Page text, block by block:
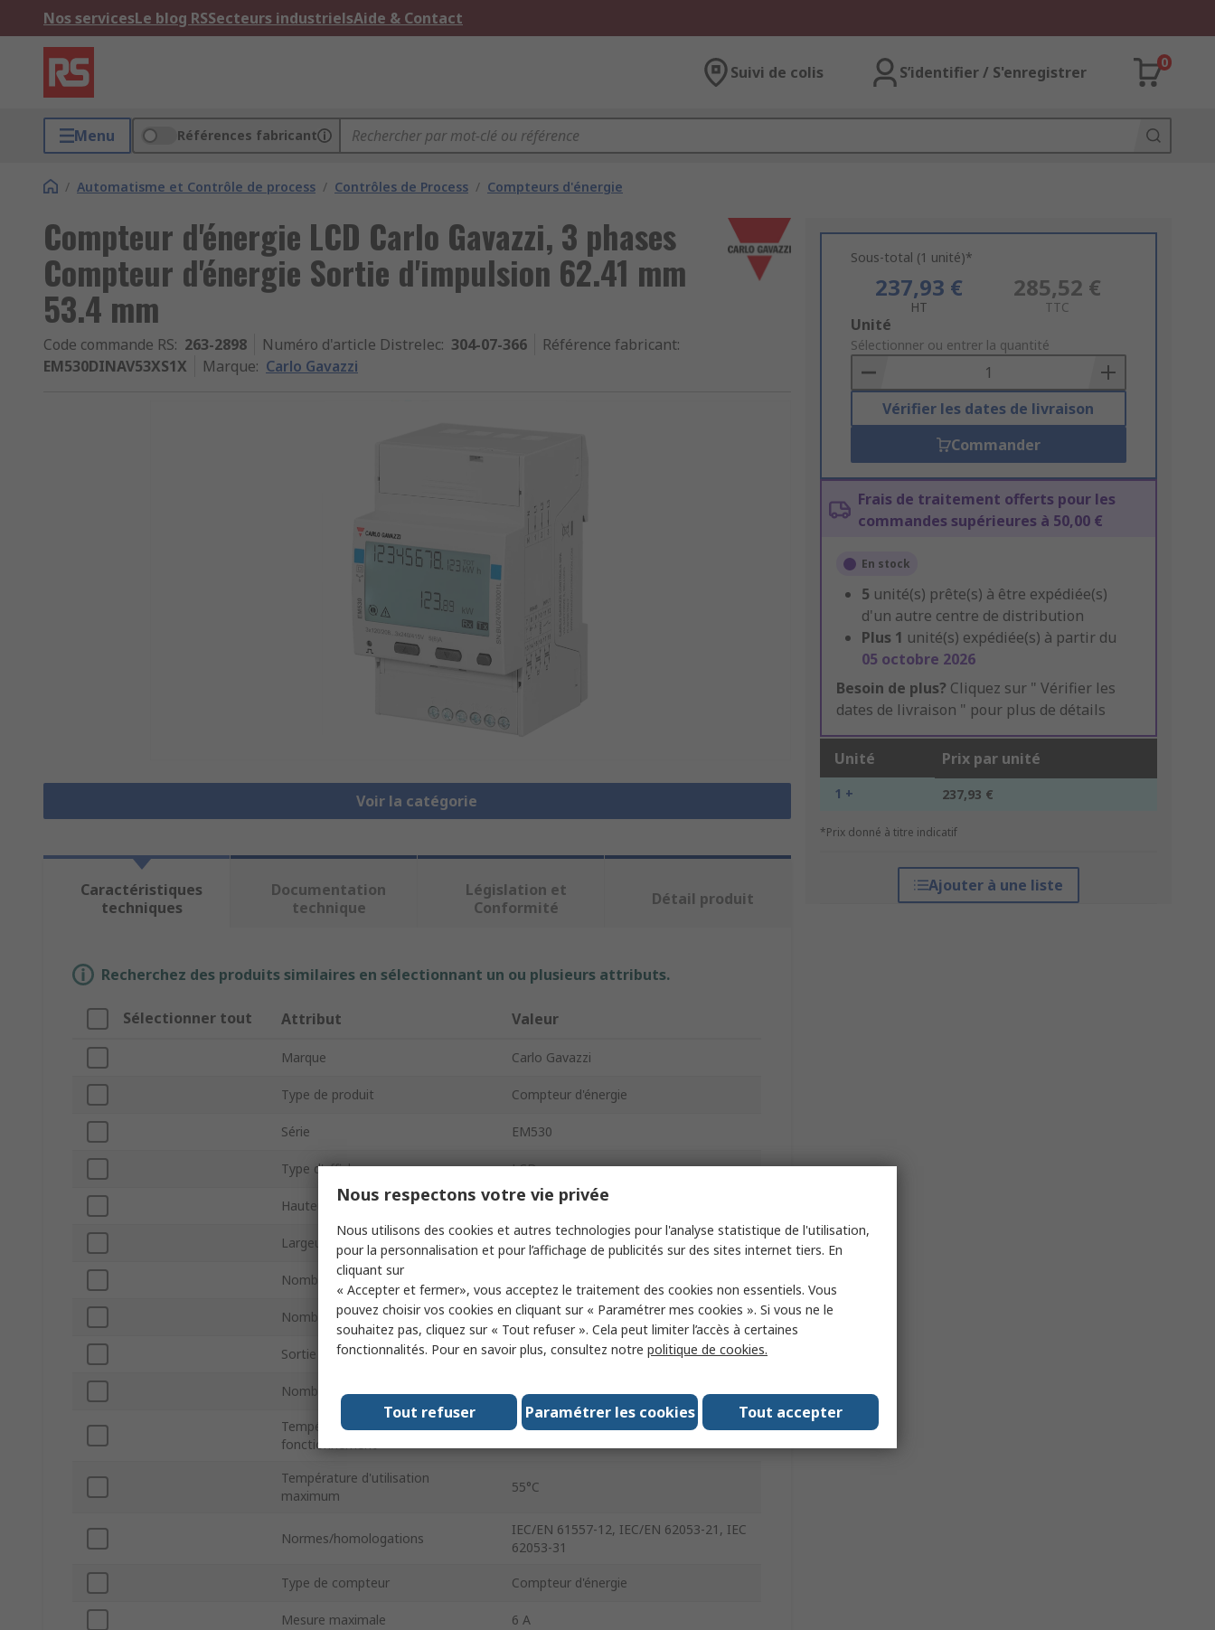
Nos servicesLe blog RSSecteurs industrielsAide & Contact
Suivi de colis S’identifier / S'enregistrer
0
Menu Références fabricant
/ Automatisme et Contrôle de process / Contrôles de Process / Compteurs d'énergie
Compteur d'énergie LCD Carlo Gavazzi, 3 phases
Compteur d'énergie Sortie d'impulsion 62.41 mm
53.4 mm
Code commande RS: 263-2898 Numéro d'article Distrelec: 304-07-366 Référence fabricant:
EM530DINAV53XS1X
Marque: Carlo Gavazzi
Voir la catégorie
Sous-total (1 unité)*
237,93 €
HT
285,52 €
TTC
Add
to
Basket
Unité
Sélectionner ou entrer la quantité
Vérifier les dates de livraison
Commander
Frais de traitement offerts pour les
commandes supérieures à 50,00 €
En stock
5 unité(s) prête(s) à être expédiée(s)
d'un autre centre de distribution
Plus 1 unité(s) expédiée(s) à partir du
05 octobre 2026
Besoin de plus? Cliquez sur " Vérifier les
dates de livraison " pour plus de détails
Unité Prix par unité
1 + 237,93 €
*Prix donné à titre indicatif
Ajouter à une liste
Caractéristiques
techniques
Documentation
technique
Législation et
Conformité
Détail produit
Recherchez des produits similaires en sélectionnant un ou plusieurs attributs.
Sélectionner tout Attribut Valeur
Marque Carlo Gavazzi
Type de produit Compteur d'énergie
Série EM530
Type d'affichage LCD
Hauteur de découpe 62.41mm
Largeur de découpe 53.4mm
Nombre de phases
Nombre de sorties 1
Sortie d'impulsion Oui
Nombre d'entrées 1
Température minimum de
fonctionnement
-25°C
Température d'utilisation
maximum
55°C
Normes/homologations
IEC/EN 61557-12, IEC/EN 62053-21, IEC
62053-31
Type de compteur Compteur d'énergie
Mesure maximale 6 A
Nous respectons votre vie privée
Nous utilisons des cookies et autres technologies pour l'analyse statistique de l'utilisation,
pour la personnalisation et pour l’affichage de publicités sur des sites internet tiers. En
cliquant sur
« Accepter et fermer», vous acceptez le traitement des cookies non essentiels. Vous
pouvez choisir vos cookies en cliquant sur « Paramétrer mes cookies ». Si vous ne le
souhaitez pas, cliquez sur « Tout refuser ». Cela peut limiter l’accès à certaines
fonctionnalités. Pour en savoir plus, consultez notre politique de cookies.
Tout accepter
Paramétrer les cookies
Tout refuser